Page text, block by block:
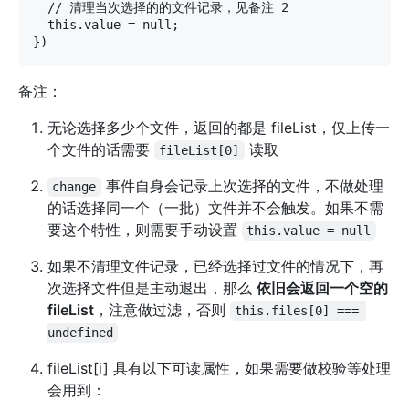
  // 清理当次选择的的文件记录，见备注 2
  this.value = null;
备注：
无论选择多少个文件，返回的都是 fileList，仅上传一
个文件的话需要
fileList[0] 读取
change
事件自身会记录上次选择的文件，不做处理
的话选择同一个（一批）文件并不会触发。如果不需
要这个特性，则需要手动设置
this.value = null
如果不清理文件记录，已经选择过文件的情况下，再
次选择文件但是主动退出，那么 依旧会返回一个空的
fileList ，注意做过滤，否则
this.files[0] ===
undefined
fileList[i] 具有以下可读属性，如果需要做校验等处理
会用到：